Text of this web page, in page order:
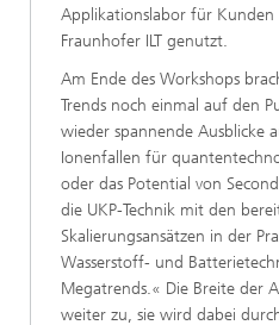
Applikationslabor für Kunden
Fraunhofer ILT genutzt.
Am Ende des Workshops
Trends noch einmal auf den
wieder spannende Ausblicke
Ionenfallen für
oder das Potential von
die UKP-Technik mit den
Skalierungsansätzen in der
Wasserstoff- und
Megatrends.« Die Breite der
weiter zu, sie wird dabei